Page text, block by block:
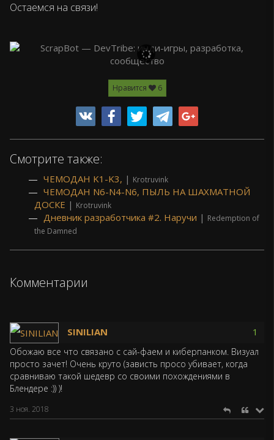
Остаемся на связи!
Нравится 6
Смотрите также:
ЧЕМОДАН K1-K3, | Krotruvink
ЧЕМОДАН N6-N4-N6, ПЫЛЬ НА ШАХМАТНОЙ
ДОСКЕ | Krotruvink
Дневник разработчика #2. Наручи | Redemption of
the Damned
Комментарии
SINILIAN 1
Обожаю все что связано с сай-фаем и киберпанком. Визуал
просто зачет! Очень круто (зависть просо убивает, когда
сравниваю такой шедевр со своими похождениями в
Блендере :)) )!
3 ноя. 2018